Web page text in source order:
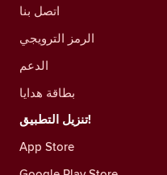
اتصل بنا
الرمز الترويجي
الدعم
بطاقة هدايا
تنزيل التطبيق!
App Store